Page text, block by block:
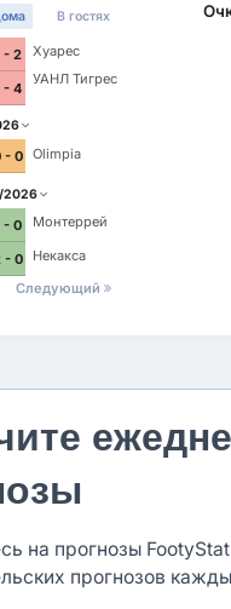
В гостях
- 2
Хуарес
- 4
УАНЛ Тигрес
- 0 Olimpia
2026
- 0
Монтеррей
- 0 Некакса
Следующий
на прогнозы
прогнозов